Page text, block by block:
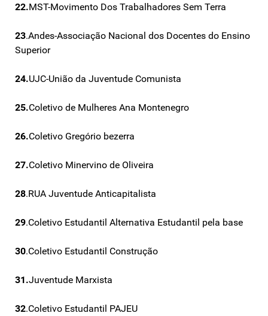
22.MST-Movimento Dos Trabalhadores Sem Terra
23.Andes-Associação Nacional dos Docentes do Ensino
Superior
24.UJC-União da Juventude Comunista
25.Coletivo de Mulheres Ana Montenegro
26.Coletivo Gregório bezerra
27.Coletivo Minervino de Oliveira
28.RUA Juventude Anticapitalista
29.Coletivo Estudantil Alternativa Estudantil pela base
30.Coletivo Estudantil Construção
31.Juventude Marxista
32.Coletivo Estudantil PAJEU